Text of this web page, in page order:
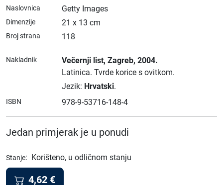
Naslovnica Getty Images
Dimenzije 21 x 13 cm
Broj strana 118
Nakladnik Večernji list, Zagreb, 2004.
Latinica. Tvrde korice s ovitkom.
Jezik: Hrvatski.
ISBN 978-9-53716-148-4
Jedan primjerak je u ponudi
Stanje: Korišteno, u odličnom stanju
4,62 €